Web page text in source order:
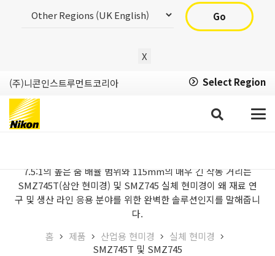
Go
X
(주)니콘인스트루먼트코리아 Select Region
SMZ745T 및 SMZ745
7.5:1의 높은 줌 배율 범위와 115mm의 매우 긴 작동 거리는
SMZ745T(삼안 현미경) 및 SMZ745 실체 현미경이 왜 재료 연
구 및 생산 라인 응용 분야를 위한 완벽한 솔루션인지를 말해줍니
다.
홈
제품 산업용 현미경
실체 현미경
SMZ745T 및 SMZ745